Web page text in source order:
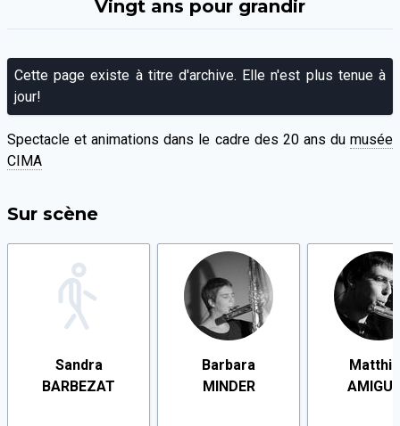
Vingt ans pour grandir
Cette page existe à titre d'archive. Elle n'est plus tenue à
jour!
Spectacle et animations dans le cadre des 20 ans du musée
CIMA
Sur scène
Sandra
BARBEZAT
Barbara
MINDER